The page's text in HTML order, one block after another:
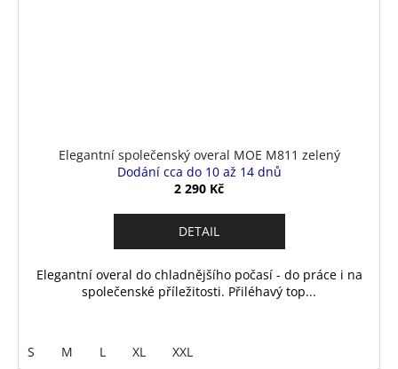
Elegantní společenský overal MOE M811 zelený
Dodání cca do 10 až 14 dnů
2 290 Kč
DETAIL
Elegantní overal do chladnějšího počasí - do práce i na
společenské příležitosti. Přiléhavý top...
S M L XL XXL